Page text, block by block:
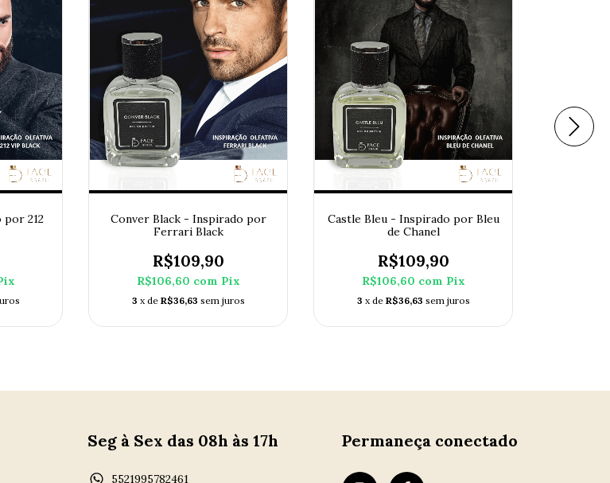
por 212
Conver Black - Inspirado por
Ferrari Black
R$109,90
R$106,60 com Pix
3 x de R$36,63 sem juros
Castle Bleu - Inspirado por Bleu
de Chanel
R$109,90
R$106,60 com Pix
3 x de R$36,63 sem juros
Seg à Sex das 08h às 17h
5521995782461
Permaneça conectado